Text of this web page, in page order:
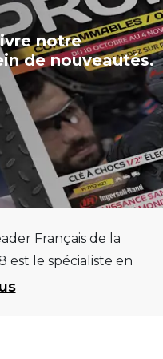
notre
de nouveautés.
Français de la
est le spécialiste en
et centres